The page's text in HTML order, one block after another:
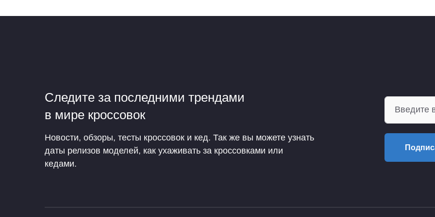
Следите за последними трендами
в мире кроссовок
Новости, обзоры, тесты кроссовок и кед. Так же вы можете узнать
даты релизов моделей, как ухаживать за кроссовками или
кедами.